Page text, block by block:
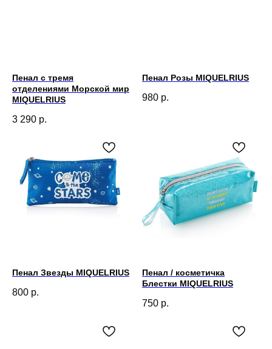
Пенал с тремя
отделениями Морской мир
MIQUELRIUS
3 290 р.
Пенал Розы MIQUELRIUS
980 р.
Пенал Звезды MIQUELRIUS
800 р.
Пенал / косметичка
Блестки MIQUELRIUS
750 р.